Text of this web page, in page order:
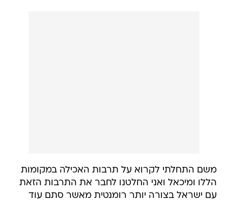
משם התחלתי לקרוא על תרבות האכילה במקומות
הללו ומיכאל ואני החלטנו לחבר את התרבות הזאת
עם ישראל בצורה יותר רומנטית מאשר סתם עוד